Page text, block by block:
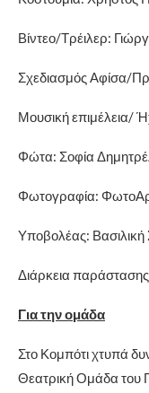
Βίντεο/Τρέιλερ:
Σχεδιασμός Αφίσα/
Μουσική επιμέλεια/
Φώτα: Σοφία
Φωτογραφία:
Υποβολέας:
Διάρκεια
Για την ομάδα
Στο Κομπότι χτυπά
Θεατρική Ομάδα του